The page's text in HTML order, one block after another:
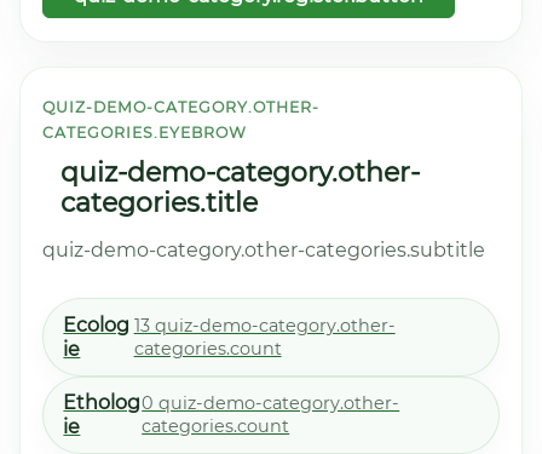
QUIZ-DEMO-CATEGORY.OTHER-
CATEGORIES.EYEBROW
quiz-demo-category.other-
categories.title
quiz-demo-category.other-categories.subtitle
Ecolog
ie
13 quiz-demo-category.other-
categories.count
Etholog
ie
0 quiz-demo-category.other-
categories.count